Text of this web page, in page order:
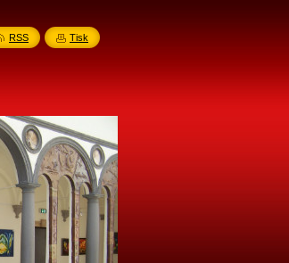
RSS Tisk